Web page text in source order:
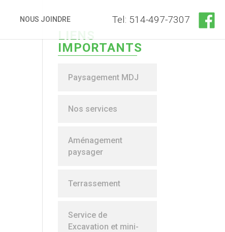
NOUS JOINDRE Tel: 514-497-7307
LIENS
IMPORTANTS
Paysagement MDJ
Nos services
Aménagement
paysager
Terrassement
Service de
Excavation et mini-